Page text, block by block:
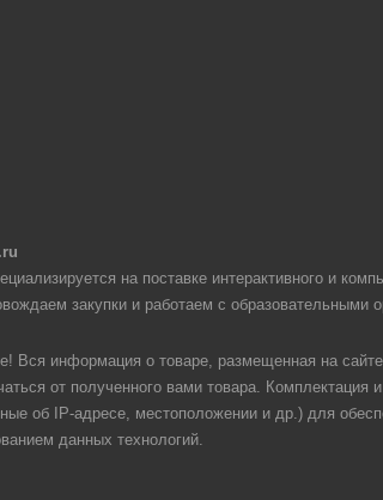
на поставке интерактивного и
закупки и работаем с образовательными
Вся информация о товаре, размещенная на
от полученного вами товара.
об IP-адресе, местоположении и др.) для
данных технологий.